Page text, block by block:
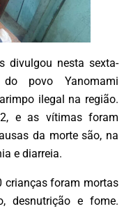
divulgou nesta sexta-
povo Yanomami
ilegal na região.
e as vítimas foram
da morte são, na
e diarreia.
crianças foram mortas
desnutrição e fome.